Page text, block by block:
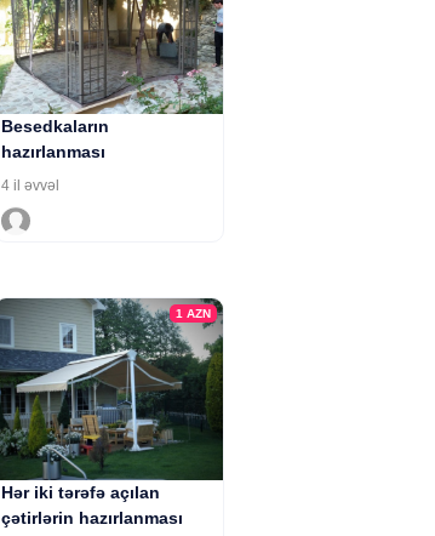
Besedkaların
hazırlanması
4 il əvvəl
1 AZN
Hər iki tərəfə açılan
çətirlərin hazırlanması